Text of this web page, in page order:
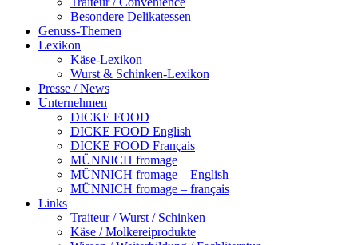
Besondere Delikatessen
Genuss-Themen
Lexikon
Käse-Lexikon
Wurst & Schinken-Lexikon
Presse / News
Unternehmen
DICKE FOOD
DICKE FOOD English
DICKE FOOD Français
MÜNNICH fromage
MÜNNICH fromage – English
MÜNNICH fromage – français
Links
Traiteur / Wurst / Schinken
Käse / Molkereiprodukte